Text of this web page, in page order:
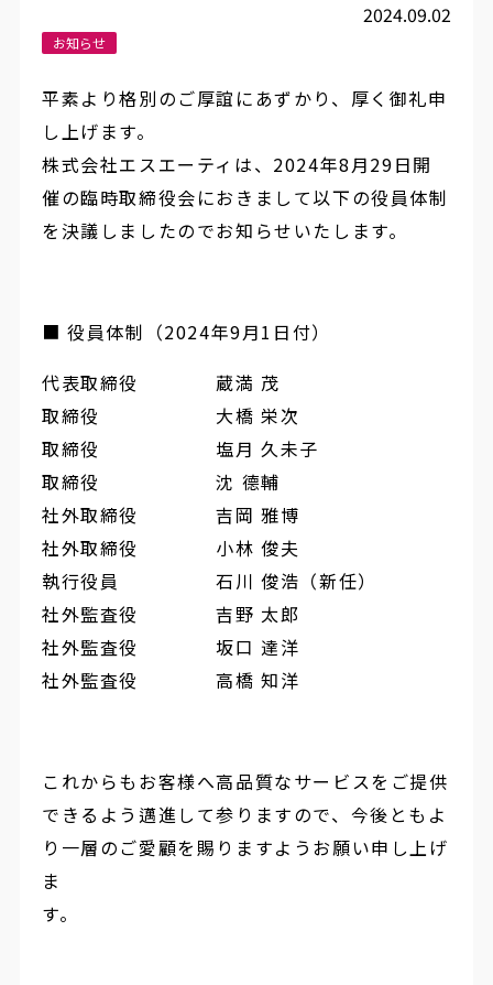
2024.09.02
お知らせ
平素より格別のご厚誼にあずかり、厚く御礼申
し上げます。
株式会社エスエーティは、2024年8月29日開
催の臨時取締役会におきまして以下の役員体制
を決議しましたのでお知らせいたします。
■ 役員体制（2024年9月1日付）
代表取締役 蔵満 茂
取締役 大橋 栄次
取締役 塩月 久未子
取締役 沈 德輔
社外取締役 吉岡 雅博
社外取締役 小林 俊夫
執行役員 石川 俊浩（新任）
社外監査役 吉野 太郎
社外監査役 坂口 達洋
社外監査役 高橋 知洋
これからもお客様へ高品質なサービスをご提供
できるよう邁進して参りますので、今後ともよ
り一層のご愛顧を賜りますようお願い申し上げ
ま
す。